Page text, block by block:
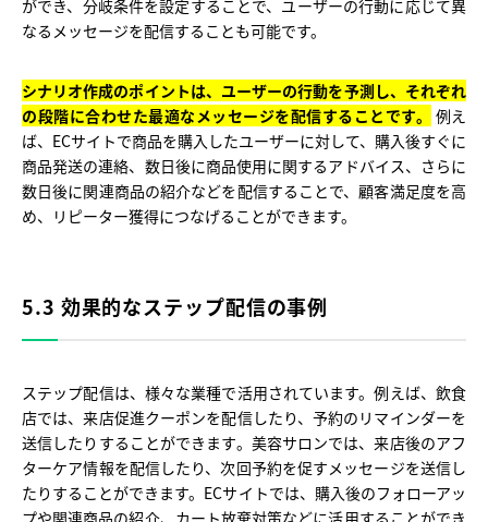
ができ、分岐条件を設定することで、ユーザーの行動に応じて異
なるメッセージを配信することも可能です。
シナリオ作成のポイントは、ユーザーの行動を予測し、それぞれ
の段階に合わせた最適なメッセージを配信することです。
例え
ば、ECサイトで商品を購入したユーザーに対して、購入後すぐに
商品発送の連絡、数日後に商品使用に関するアドバイス、さらに
数日後に関連商品の紹介などを配信することで、顧客満足度を高
め、リピーター獲得につなげることができます。
5.3 効果的なステップ配信の事例
ステップ配信は、様々な業種で活用されています。例えば、飲食
店では、来店促進クーポンを配信したり、予約のリマインダーを
送信したりすることができます。美容サロンでは、来店後のアフ
ターケア情報を配信したり、次回予約を促すメッセージを送信し
たりすることができます。ECサイトでは、購入後のフォローアッ